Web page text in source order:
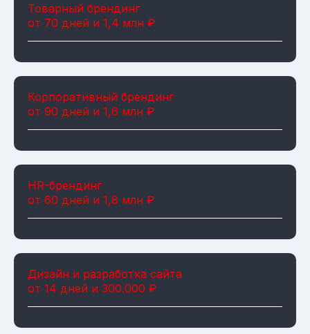
Товарный брендинг
от 70 дней и 1,4 млн ₽
Корпоративный брендинг
от 90 дней и 1,6 млн ₽
HR-брендинг
от 60 дней и 1,8 млн ₽
Дизайн и разработка сайта
от 14 дней и 300.000 ₽